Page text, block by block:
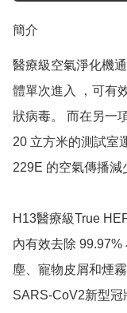
簡介
醫療級空氣淨化機
體單次進入 ，可有
狀病毒。 而在另一
20 立方米的測試室
229E 的空氣傳播減
H13醫療級True
內有效去除
塵、寵物皮屑和煙
SARS-CoV2新型冠